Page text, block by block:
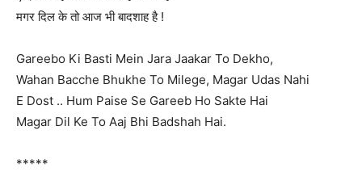
मगर दिल के तो आज भी बादशाह है !
Gareebo Ki Basti Mein Jara Jaakar To Dekho,
Wahan Bacche Bhukhe To Milege, Magar Udas Nahi
E Dost .. Hum Paise Se Gareeb Ho Sakte Hai
Magar Dil Ke To Aaj Bhi Badshah Hai.
*****